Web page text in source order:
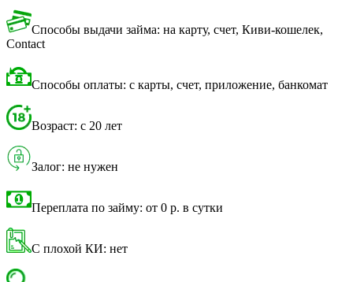
Способы выдачи займа: на карту, счет, Киви-кошелек,
Contact
Способы оплаты: с карты, счет, приложение, банкомат
Возраст: с 20 лет
Залог: не нужен
Переплата по займу: от 0 р. в сутки
С плохой КИ: нет